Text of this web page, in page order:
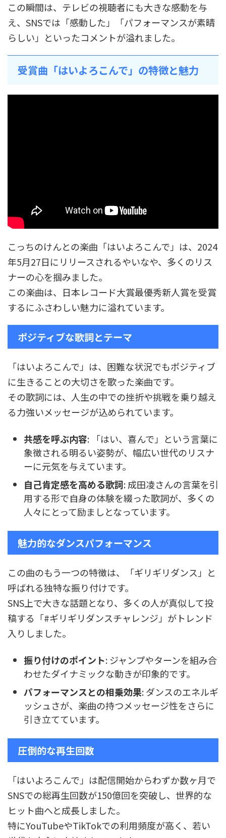
この瞬間は、テレビの視聴者にも大きな感動を与
え、SNSでは「感動した」「パフォーマンスが素晴
らしい」といったコメントが溢れました。
受賞曲「はいよろこんで」の特徴と魅力
こっちのけんとの楽曲「はいよろこんで」は、2024
年5月27日にリリースされるやいなや、多くのリス
ナーの心を掴みました。
この楽曲は、日本レコード大賞最優秀新人賞を受賞
するにふさわしい魅力に溢れています。
ポジティブな歌詞とテーマ
「はいよろこんで」は、困難な状況でもポジティブ
に生きることの大切さを歌った楽曲です。
その歌詞には、人生の中での挫折や挑戦を乗り越え
る力強いメッセージが込められています。
共感を呼ぶ内容: 「はい、喜んで」という言葉に
象徴される明るい姿勢が、幅広い世代のリスナ
ーに元気を与えています。
自己肯定感を高める歌詞: 成田凌さんの言葉を引
用する形で自身の体験を綴った歌詞が、多くの
人々にとって励ましとなっています。
魅力的なダンスパフォーマンス
この曲のもう一つの特徴は、「ギリギリダンス」と
呼ばれる独特な振り付けです。
SNS上で大きな話題となり、多くの人が真似して投
稿する「#ギリギリダンスチャレンジ」がトレンド
入りしました。
振り付けのポイント: ジャンプやターンを組み合
わせたダイナミックな動きが印象的です。
パフォーマンスとの相乗効果: ダンスのエネルギ
ッシュさが、楽曲の持つメッセージ性をさらに
引き立てています。
圧倒的な再生回数
「はいよろこんで」は配信開始からわずか数ヶ月で
SNSでの総再生回数が150億回を突破し、世界的な
ヒット曲へと成長しました。
特にYouTubeやTikTokでの利用頻度が高く、若い